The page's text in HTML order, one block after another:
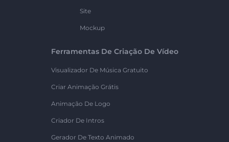
Site
Mockup
Ferramentas De Criação De Vídeo
Visualizador De Música Gratuito
Criar Animação Grátis
Animação De Logo
Criador De Intros
Gerador De Texto Animado